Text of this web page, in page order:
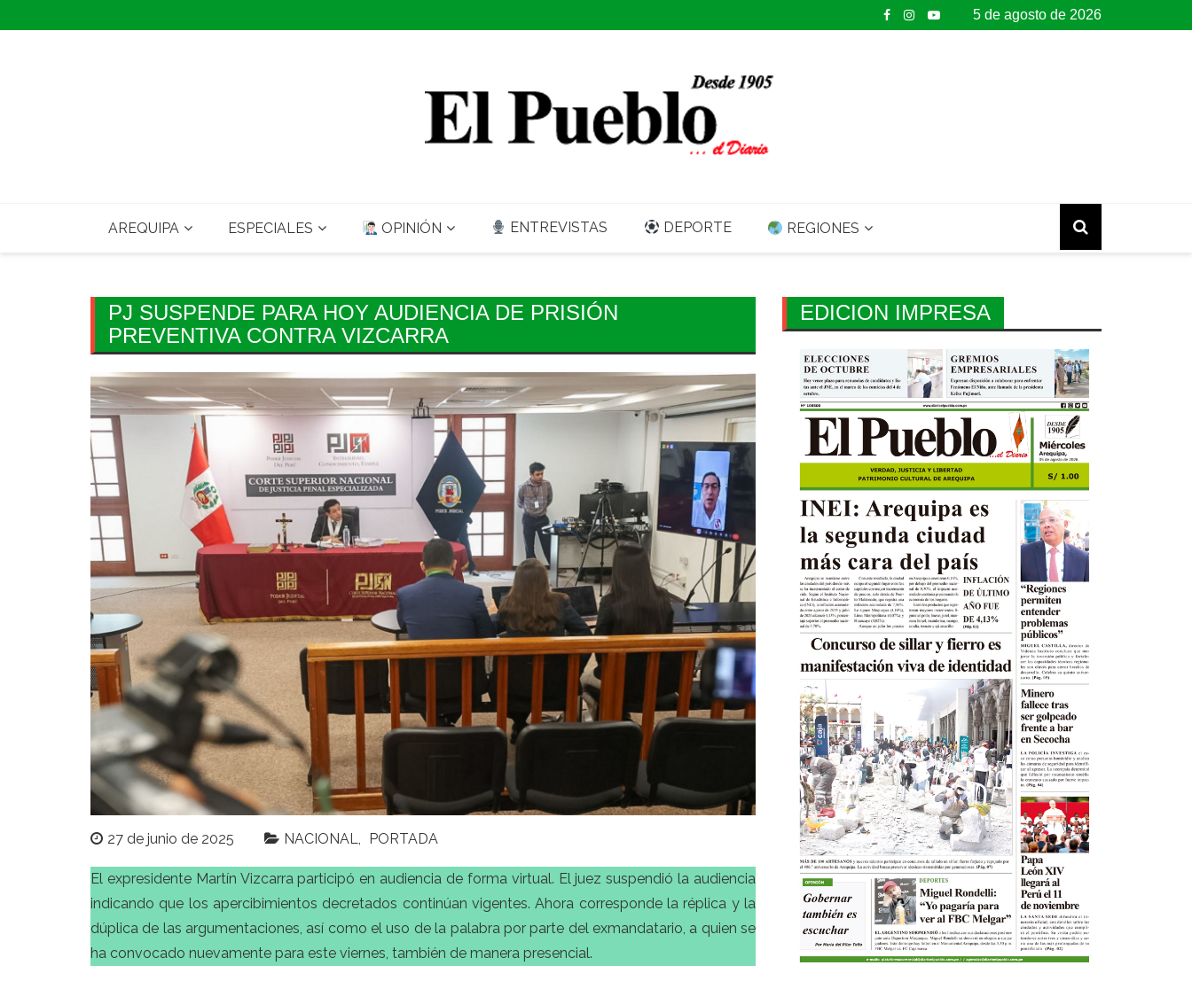
to
5 de agosto de 2026
AREQUIPA ESPECIALES OPINIÓN ENTREVISTAS DEPORTE REGIONES
PJ SUSPENDE PARA HOY AUDIENCIA DE PRISIÓN
PREVENTIVA CONTRA VIZCARRA
27 de junio de 2025 NACIONAL PORTADA
El expresidente Martín Vizcarra participó en audiencia de forma virtual. El juez suspendió la audiencia
indicando que los apercibimientos decretados continúan vigentes. Ahora corresponde la réplica y la
dúplica de las argumentaciones, así como el uso de la palabra por parte del exmandatario, a quien se
ha convocado nuevamente para este viernes, también de manera presencial.
EDICION IMPRESA